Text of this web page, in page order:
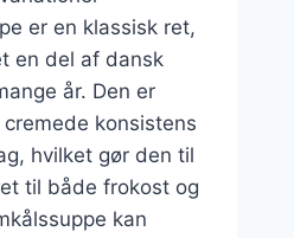
er en klassisk ret,
en del af dansk
år. Den er
konsistens
hvilket gør den til
til både frokost og
kan